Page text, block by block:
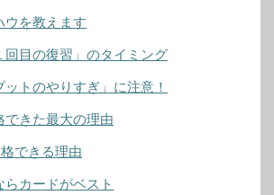
ウを教えます
回目の復習」のタイミング
トのやりすぎ」に注意！
できた最大の理由
できる理由
カードがベスト